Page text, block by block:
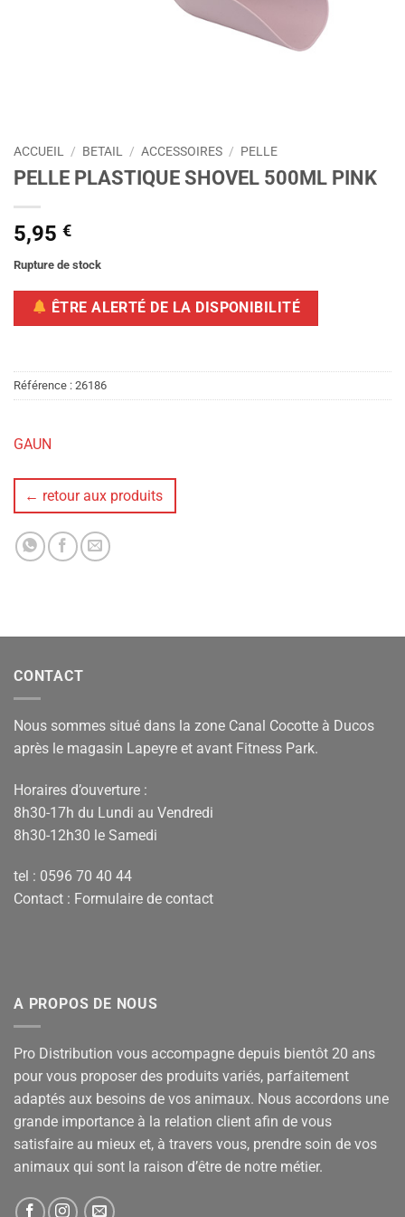
ACCUEIL / BETAIL / ACCESSOIRES / PELLE
PELLE PLASTIQUE SHOVEL 500ML PINK
5,95 €
Rupture de stock
ÊTRE ALERTÉ DE LA DISPONIBILITÉ
Référence : 26186
GAUN
← retour aux produits
CONTACT
Nous sommes situé dans la zone Canal Cocotte à Ducos
après le magasin Lapeyre et avant Fitness Park.
Horaires d’ouverture :
8h30-17h du Lundi au Vendredi
8h30-12h30 le Samedi
tel : 0596 70 40 44
Contact : Formulaire de contact
A PROPOS DE NOUS
Pro Distribution vous accompagne depuis bientôt 20 ans
pour vous proposer des produits variés, parfaitement
adaptés aux besoins de vos animaux. Nous accordons une
grande importance à la relation client afin de vous
satisfaire au mieux et, à travers vous, prendre soin de vos
animaux qui sont la raison d’être de notre métier.